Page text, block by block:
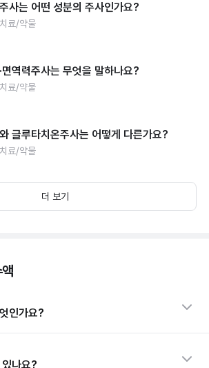
사는 어떤 성분의 주사인가요?
료/약물
면역력주사는 무엇을 말하나요?
료/약물
글루타치온주사는 어떻게 다른가요?
료/약물
더 보기
인가요?
나요?